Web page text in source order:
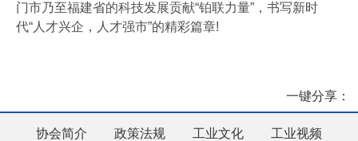
门市乃至福建省的科技发展贡献“铂联力量”，书写新时
代“人才兴企，人才强市”的精彩篇章!
一键分享：
协会简介 政策法规 工业文化 工业视频